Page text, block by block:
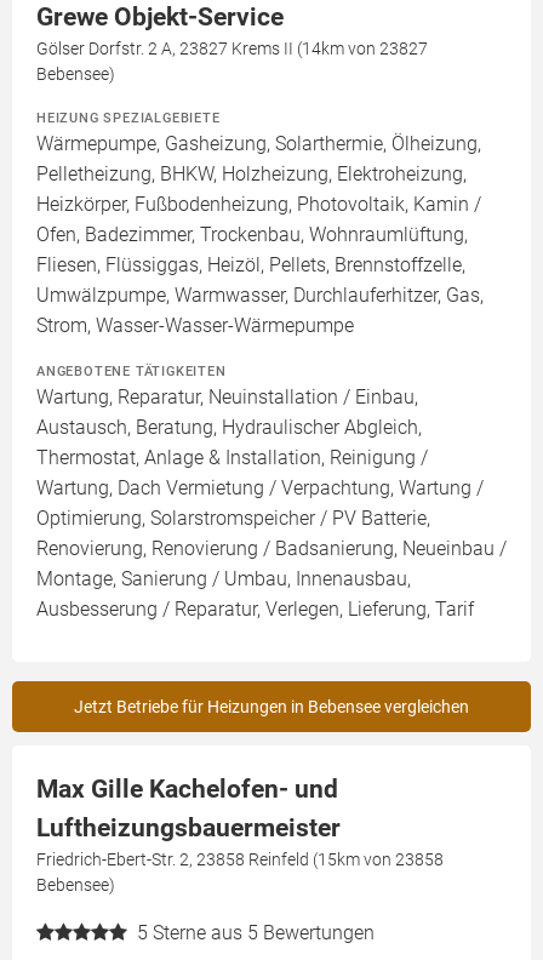
Grewe Objekt-Service
Gölser Dorfstr. 2 A, 23827 Krems II (14km von 23827
Bebensee)
HEIZUNG SPEZIALGEBIETE
Wärmepumpe, Gasheizung, Solarthermie, Ölheizung,
Pelletheizung, BHKW, Holzheizung, Elektroheizung,
Heizkörper, Fußbodenheizung, Photovoltaik, Kamin /
Ofen, Badezimmer, Trockenbau, Wohnraumlüftung,
Fliesen, Flüssiggas, Heizöl, Pellets, Brennstoffzelle,
Umwälzpumpe, Warmwasser, Durchlauferhitzer, Gas,
Strom, Wasser-Wasser-Wärmepumpe
ANGEBOTENE TÄTIGKEITEN
Wartung, Reparatur, Neuinstallation / Einbau,
Austausch, Beratung, Hydraulischer Abgleich,
Thermostat, Anlage & Installation, Reinigung /
Wartung, Dach Vermietung / Verpachtung, Wartung /
Optimierung, Solarstromspeicher / PV Batterie,
Renovierung, Renovierung / Badsanierung, Neueinbau /
Montage, Sanierung / Umbau, Innenausbau,
Ausbesserung / Reparatur, Verlegen, Lieferung, Tarif
Jetzt Betriebe für Heizungen in Bebensee vergleichen
Max Gille Kachelofen- und
Luftheizungsbauermeister
Friedrich-Ebert-Str. 2, 23858 Reinfeld (15km von 23858
Bebensee)
5 Sterne aus 5 Bewertungen